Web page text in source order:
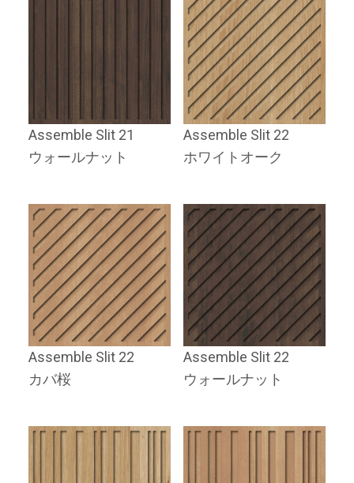
Assemble Slit 21
ウォールナット
Assemble Slit 22
ホワイトオーク
Assemble Slit 22
カバ桜
Assemble Slit 22
ウォールナット